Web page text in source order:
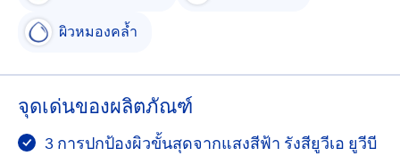
ผิวหมองคล้ำ
จุดเด่นของผลิตภัณฑ์
3 การปกป้องผิวขั้นสุดจากแสงสีฟ้า รังสียูวีเอ ยูวีบี